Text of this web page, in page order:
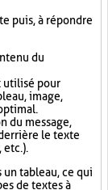
puis, à répondre
du
utilisé pour
image,
du message,
le texte
etc.).
un tableau, ce qui
de textes à